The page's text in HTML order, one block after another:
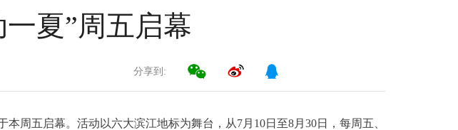
夏”周五启幕
分享到:
周五启幕。活动以六大滨江地标为舞台，从7月10日至8月30日，每周五、